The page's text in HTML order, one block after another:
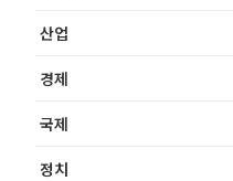
산업
경제
국제
정치